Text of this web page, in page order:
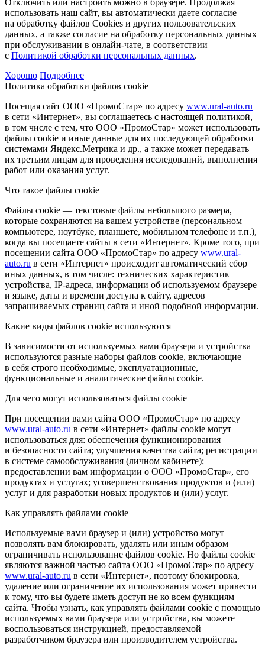
использовать наш сайт, вы автоматически даете согласие
на обработку файлов Cookies и других пользовательских
данных, а также согласие на обработку персональных данных
при обслуживании в онлайн-чате, в соответствии
с Политикой обработки персональных данных.
Хорошо Подробнее
Политика обработки файлов cookie
Посещая сайт ООО «ПромоСтар» по адресу www.ural-auto.ru
в сети «Интернет», вы соглашаетесь с настоящей политикой,
в том числе с тем, что ООО «ПромоСтар» может использовать
файлы cookie и иные данные для их последующей обработки
системами Яндекс.Метрика и др., а также может передавать
их третьим лицам для проведения исследований, выполнения
работ или оказания услуг.
Что такое файлы cookie
Файлы cookie — текстовые файлы небольшого размера,
которые сохраняются на вашем устройстве (персональном
компьютере, ноутбуке, планшете, мобильном телефоне и т.п.),
когда вы посещаете сайты в сети «Интернет». Кроме того, при
посещении сайта ООО «ПромоСтар» по адресу www.ural-
auto.ru в сети «Интернет» происходит автоматический сбор
иных данных, в том числе: технических характеристик
устройства, IP-адреса, информации об используемом браузере
и языке, даты и времени доступа к сайту, адресов
запрашиваемых страниц сайта и иной подобной информации.
Какие виды файлов cookie используются
В зависимости от используемых вами браузера и устройства
используются разные наборы файлов cookie, включающие
в себя строго необходимые, эксплуатационные,
функциональные и аналитические файлы cookie.
Для чего могут использоваться файлы cookie
При посещении вами сайта ООО «ПромоСтар» по адресу
www.ural-auto.ru в сети «Интернет» файлы cookie могут
использоваться для: обеспечения функционирования
и безопасности сайта; улучшения качества сайта; регистрации
в системе самообслуживания (личном кабинете);
предоставлении вам информации о ООО «ПромоСтар», его
продуктах и услугах; усовершенствования продуктов и (или)
услуг и для разработки новых продуктов и (или) услуг.
Как управлять файлами cookie
Используемые вами браузер и (или) устройство могут
позволять вам блокировать, удалять или иным образом
ограничивать использование файлов cookie. Но файлы cookie
являются важной частью сайта ООО «ПромоСтар» по адресу
www.ural-auto.ru в сети «Интернет», поэтому блокировка,
удаление или ограничение их использования может привести
к тому, что вы будете иметь доступ не ко всем функциям
сайта. Чтобы узнать, как управлять файлами cookie с помощью
используемых вами браузера или устройства, вы можете
воспользоваться инструкцией, предоставляемой
разработчиком браузера или производителем устройства.